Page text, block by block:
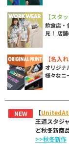
【スタ
飲食店・
見！ 店
【名入
オリジナ
様々なニ
NEW 【
王道スタジ
ど秋冬新商
>>秋冬新作